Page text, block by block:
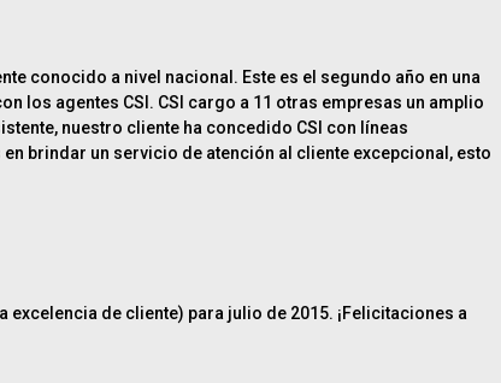
conocido a nivel nacional. Este es el segundo año en una
los agentes CSI. CSI cargo a 11 otras empresas un amplio
nuestro cliente ha concedido CSI con líneas
brindar un servicio de atención al cliente excepcional, esto
de cliente) para julio de 2015. ¡Felicitaciones a